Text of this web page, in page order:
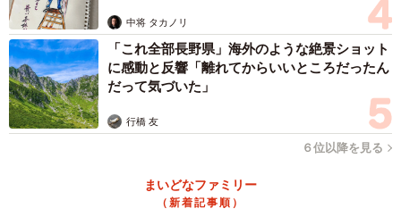
中将 タカノリ
「これ全部長野県」海外のような絶景ショット
に感動と反響「離れてからいいところだったん
だって気づいた」
行橋 友
６位以降を見る
まいどなファミリー
（新着記事順）